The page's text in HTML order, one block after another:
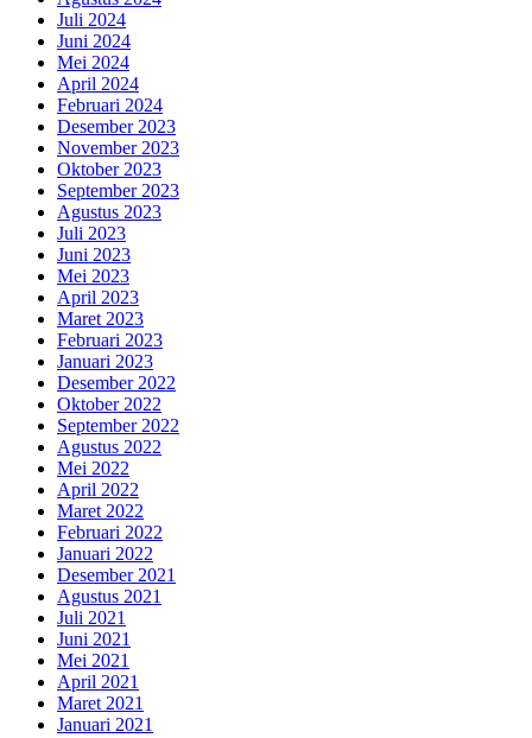
Juli 2024
Juni 2024
Mei 2024
April 2024
Februari 2024
Desember 2023
November 2023
Oktober 2023
September 2023
Agustus 2023
Juli 2023
Juni 2023
Mei 2023
April 2023
Maret 2023
Februari 2023
Januari 2023
Desember 2022
Oktober 2022
September 2022
Agustus 2022
Mei 2022
April 2022
Maret 2022
Februari 2022
Januari 2022
Desember 2021
Agustus 2021
Juli 2021
Juni 2021
Mei 2021
April 2021
Maret 2021
Januari 2021